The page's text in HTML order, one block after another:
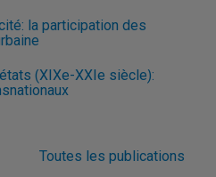
la participation des
(XIXe-XXIe siècle):
Toutes les publications